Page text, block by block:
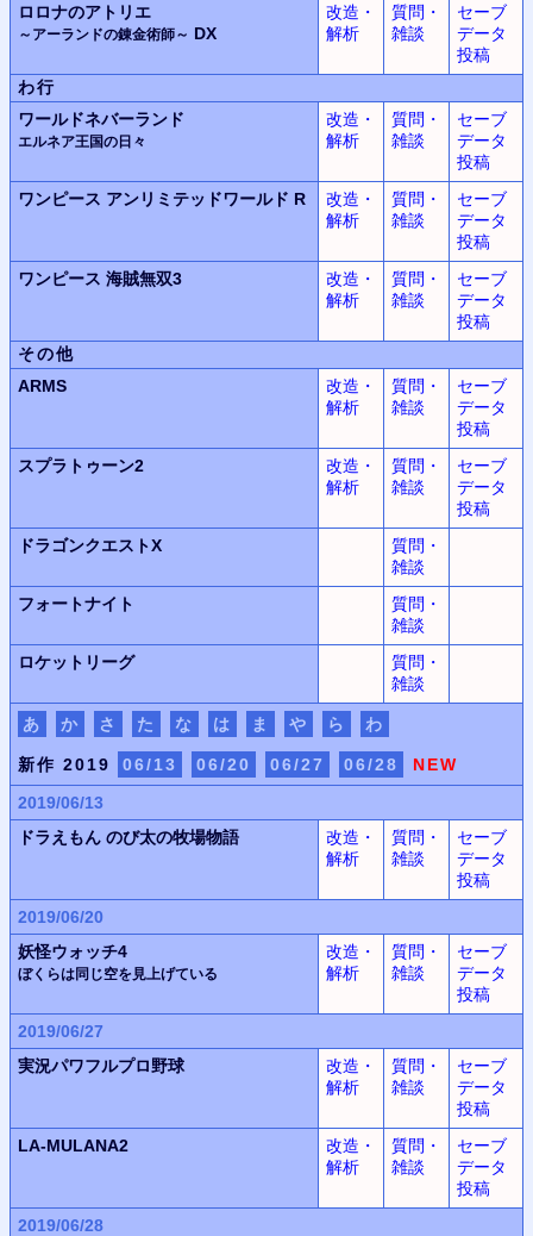
ロロナのアトリエ
～アーランドの錬金術師～ DX
改造・
解析
質問・
雑談
セーブ
データ
投稿
わ行
ワールドネバーランド
エルネア王国の日々
改造・
解析
質問・
雑談
セーブ
データ
投稿
ワンピース アンリミテッドワールド R
改造・
解析
質問・
雑談
セーブ
データ
投稿
ワンピース 海賊無双3
改造・
解析
質問・
雑談
セーブ
データ
投稿
その他
ARMS
改造・
解析
質問・
雑談
セーブ
データ
投稿
スプラトゥーン2
改造・
解析
質問・
雑談
セーブ
データ
投稿
ドラゴンクエストX
質問・
雑談
フォートナイト
質問・
雑談
ロケットリーグ
質問・
雑談
あ か さ た な は ま や ら わ
新作 2019 06/13 06/20 06/27 06/28
NEW
2019/06/13
ドラえもん のび太の牧場物語
改造・
解析
質問・
雑談
セーブ
データ
投稿
2019/06/20
妖怪ウォッチ4
ぼくらは同じ空を見上げている
改造・
解析
質問・
雑談
セーブ
データ
投稿
2019/06/27
実況パワフルプロ野球
改造・
解析
質問・
雑談
セーブ
データ
投稿
LA-MULANA2
改造・
解析
質問・
雑談
セーブ
データ
投稿
2019/06/28